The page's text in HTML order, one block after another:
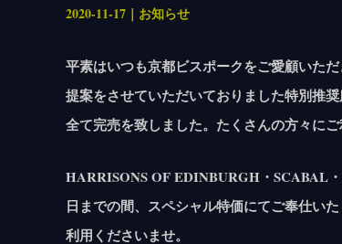
2020-11-17｜お知らせ
平素はいつも京都ビスポークをご愛顧いた
提案をさせていただいておりました特別推
全て完売を致しました。たくさんの方々に
HARRISONS OF EDINBURGH・SCABAL
日までの間、スペシャル特価にてご奉仕い
利用くださいませ。